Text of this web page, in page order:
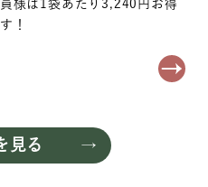
様は1袋あたり3,240円お得
！
見る